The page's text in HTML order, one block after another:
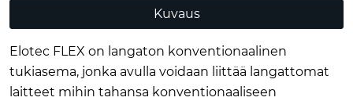
Kuvaus
Elotec FLEX on langaton konventionaalinen
tukiasema, jonka avulla voidaan liittää langattomat
laitteet mihin tahansa konventionaaliseen